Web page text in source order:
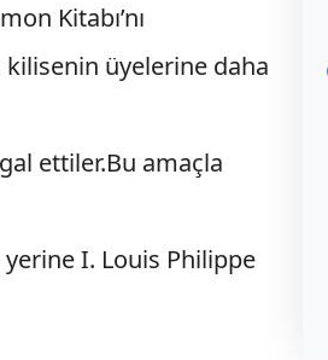
Kitabı’nı
kilisenin üyelerine daha
ettiler.Bu amaçla
yerine I. Louis Philippe